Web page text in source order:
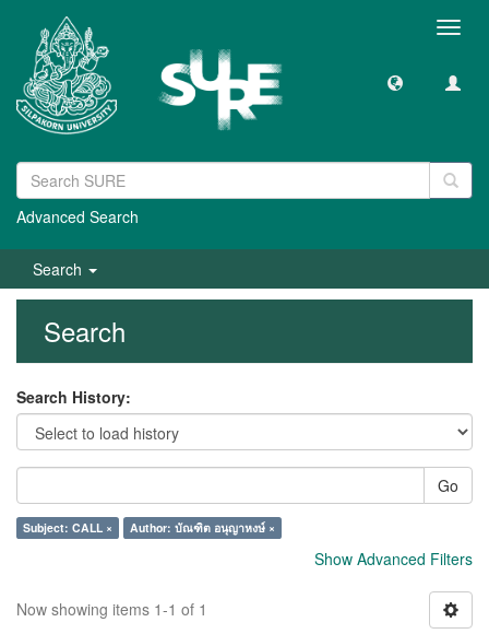
Advanced Search
Search
Search
Search History:
Go
Subject: CALL × Author: บัณฑิต อนุญาหงษ์ ×
Show Advanced Filters
Now showing items 1-1 of 1